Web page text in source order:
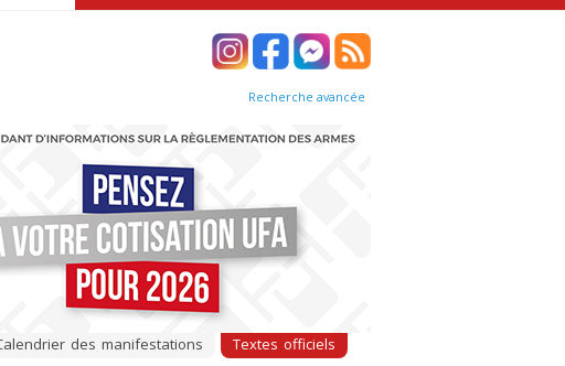
Recherche avancée
des manifestations Textes officiels